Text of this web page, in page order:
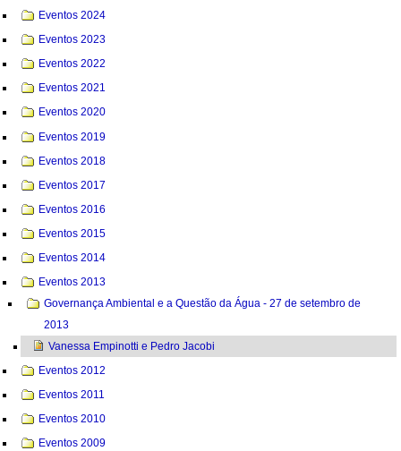
Eventos 2024
Eventos 2023
Eventos 2022
Eventos 2021
Eventos 2020
Eventos 2019
Eventos 2018
Eventos 2017
Eventos 2016
Eventos 2015
Eventos 2014
Eventos 2013
Governança Ambiental e a Questão da Água - 27 de setembro de
2013
Vanessa Empinotti e Pedro Jacobi
Eventos 2012
Eventos 2011
Eventos 2010
Eventos 2009